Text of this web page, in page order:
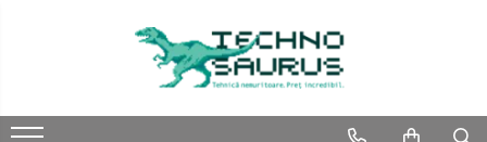
Refurbished
Second hand
Refurbished
Calculator Second hand